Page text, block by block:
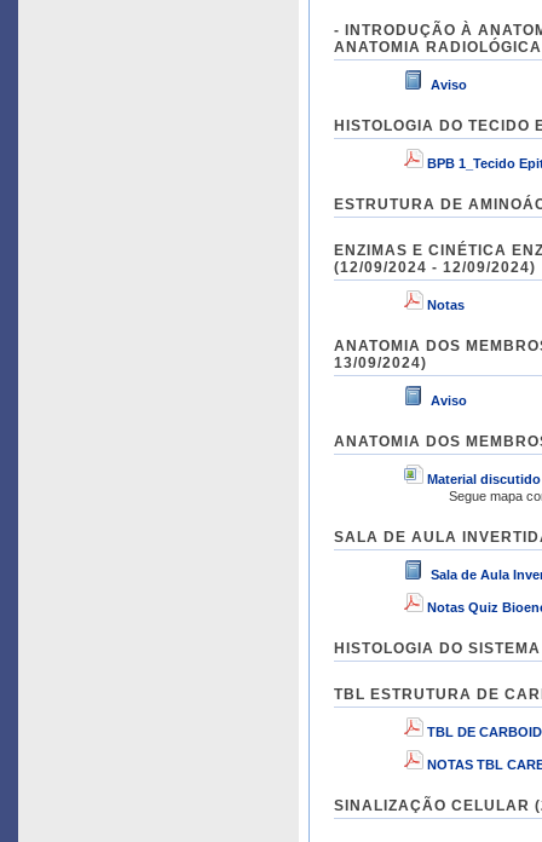
- INTRODUÇÃO À
ANATOMIA
Aviso
HISTOLOGIA DO
BPB 1_Tecido
ESTRUTURA DE
ENZIMAS E CINÉTICA
(12/09/2024 - 12/09/2024)
Notas
ANATOMIA DOS
13/09/2024)
Aviso
ANATOMIA DOS
Material
Segue mapa
SALA DE AULA
Sala de Aula
Notas Quiz
HISTOLOGIA DO
TBL ESTRUTURA DE
TBL DE
NOTAS TBL
SINALIZAÇÃO CELULAR